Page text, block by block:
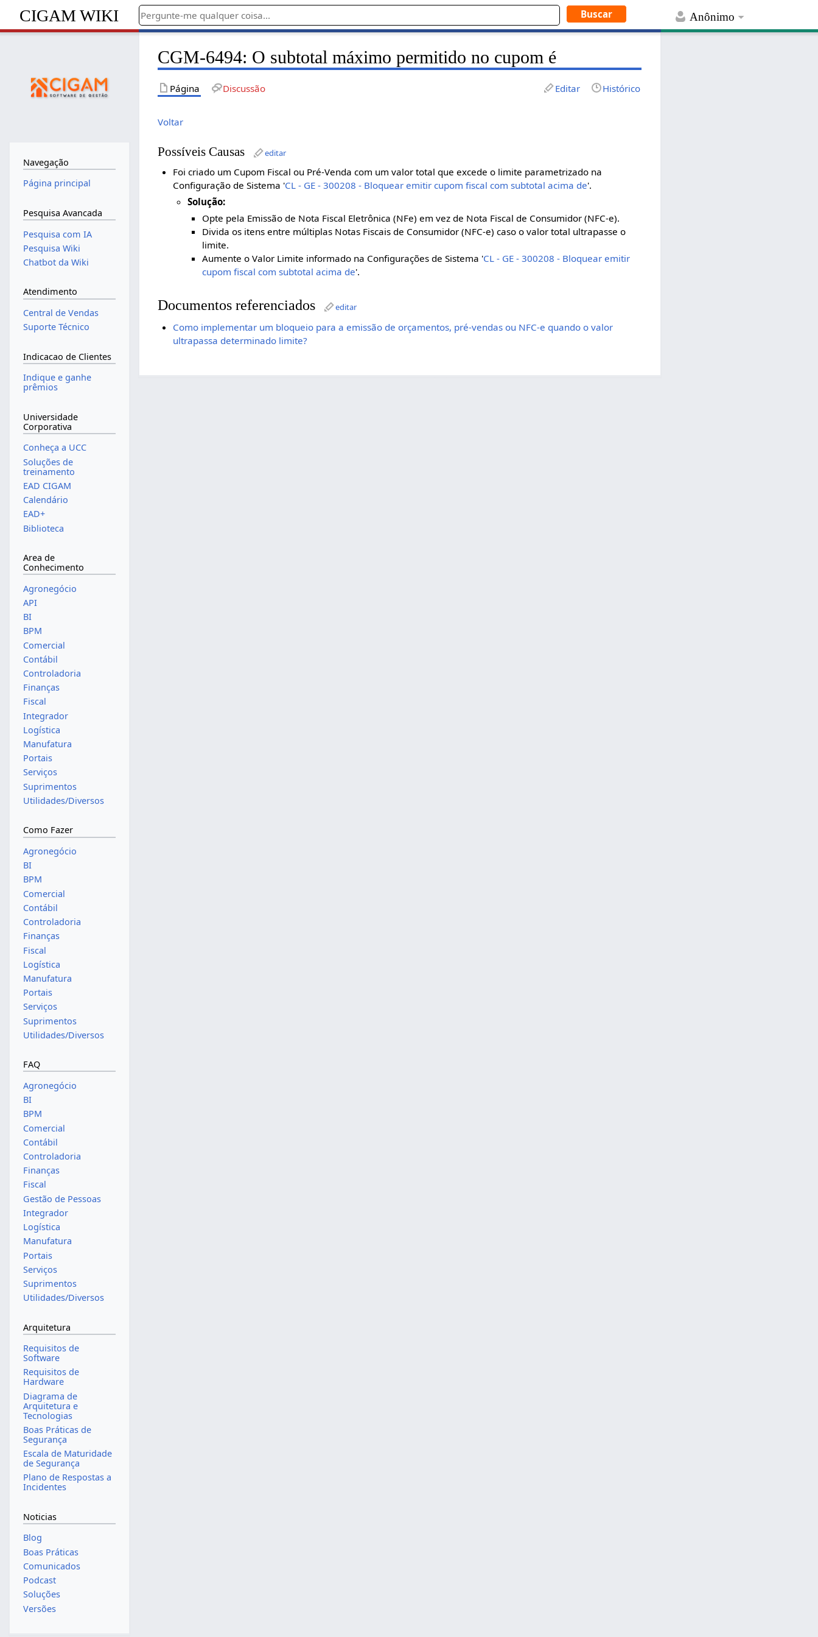
Anônimo
CIGAM WIKI
CGM-6494: O subtotal máximo permitido no cupom é
Página Discussão Editar Histórico
Voltar
Possíveis Causas editar
Foi criado um Cupom Fiscal ou Pré-Venda com um valor total que excede o limite parametrizado na
Configuração de Sistema 'CL - GE - 300208 - Bloquear emitir cupom fiscal com subtotal acima de'.
Solução:
Opte pela Emissão de Nota Fiscal Eletrônica (NFe) em vez de Nota Fiscal de Consumidor (NFC-e).
Divida os itens entre múltiplas Notas Fiscais de Consumidor (NFC-e) caso o valor total ultrapasse o
limite.
Aumente o Valor Limite informado na Configurações de Sistema 'CL - GE - 300208 - Bloquear emitir
cupom fiscal com subtotal acima de'.
Documentos referenciados editar
Como implementar um bloqueio para a emissão de orçamentos, pré-vendas ou NFC-e quando o valor
ultrapassa determinado limite?
Navegação
Página principal
Pesquisa Avancada
Pesquisa com IA
Pesquisa Wiki
Chatbot da Wiki
Atendimento
Central de Vendas
Suporte Técnico
Indicacao de Clientes
Indique e ganhe
prêmios
Universidade
Corporativa
Conheça a UCC
Soluções de
treinamento
EAD CIGAM
Calendário
EAD+
Biblioteca
Area de
Conhecimento
Agronegócio
API
BI
BPM
Comercial
Contábil
Controladoria
Finanças
Fiscal
Integrador
Logística
Manufatura
Portais
Serviços
Suprimentos
Utilidades/Diversos
Como Fazer
Agronegócio
BI
BPM
Comercial
Contábil
Controladoria
Finanças
Fiscal
Logística
Manufatura
Portais
Serviços
Suprimentos
Utilidades/Diversos
FAQ
Agronegócio
BI
BPM
Comercial
Contábil
Controladoria
Finanças
Fiscal
Gestão de Pessoas
Integrador
Logística
Manufatura
Portais
Serviços
Suprimentos
Utilidades/Diversos
Arquitetura
Requisitos de
Software
Requisitos de
Hardware
Diagrama de
Arquitetura e
Tecnologias
Boas Práticas de
Segurança
Escala de Maturidade
de Segurança
Plano de Respostas a
Incidentes
Noticias
Blog
Boas Práticas
Comunicados
Podcast
Soluções
Versões